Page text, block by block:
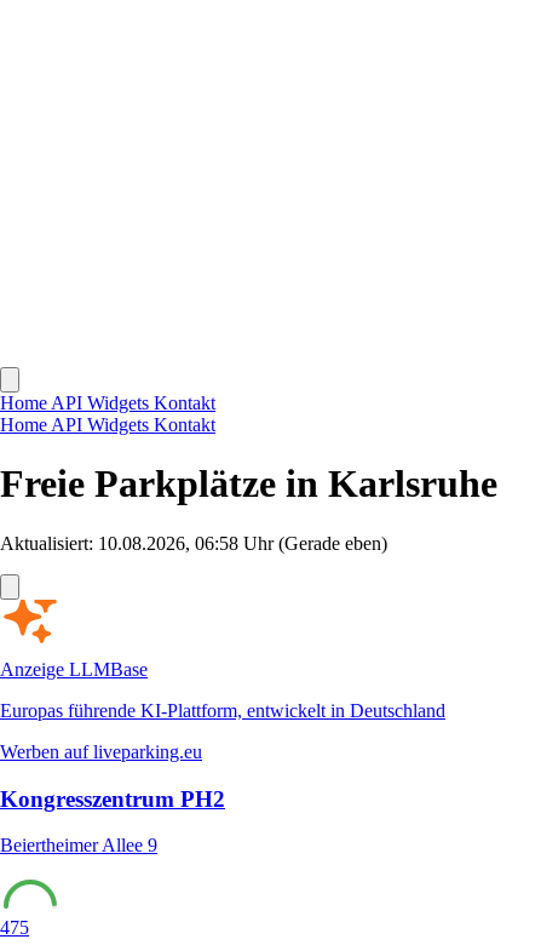
Home API Widgets Kontakt
Home API Widgets Kontakt
Freie Parkplätze in Karlsruhe
Aktualisiert: 10.08.2026, 06:58 Uhr(Gerade eben)
Anzeige LLMBase
Europas führende KI-Plattform, entwickelt in Deutschland
Werben auf liveparking.eu
Kongresszentrum PH2
Beiertheimer Allee 9
475